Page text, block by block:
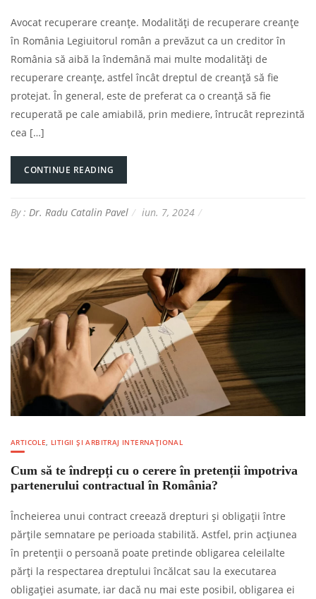
Avocat recuperare creanțe. Modalități de recuperare creanțe
în România Legiuitorul român a prevăzut ca un creditor în
România să aibă la îndemână mai multe modalități de
recuperare creanțe, astfel încât dreptul de creanță să fie
protejat. În general, este de preferat ca o creanță să fie
recuperată pe cale amiabilă, prin mediere, întrucât reprezintă
cea […]
CONTINUE READING
By : Dr. Radu Catalin Pavel iun. 7, 2024
ARTICOLE, LITIGII ȘI ARBITRAJ INTERNAȚIONAL
Cum să te îndrepți cu o cerere în pretenții împotriva
partenerului contractual în România?
Încheierea unui contract creează drepturi și obligații între
părțile semnatare pe perioada stabilită. Astfel, prin acțiunea
în pretenții o persoană poate pretinde obligarea celeilalte
părți la respectarea dreptului încălcat sau la executarea
obligației asumate, iar dacă nu mai este posibil, obligarea ei